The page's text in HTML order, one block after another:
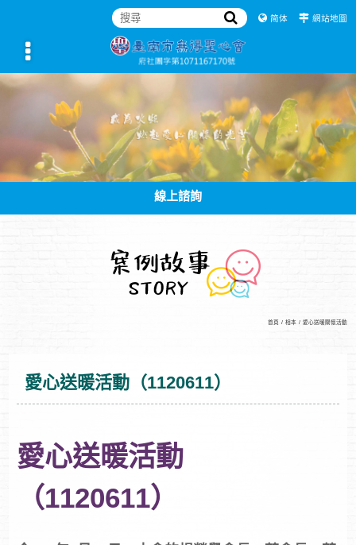
简体 網站地圖
線上諮詢
首頁 / 相本 / 愛心送暖關懷活動
愛心送暖活動（1120611）
愛心送暖活動
（1120611）